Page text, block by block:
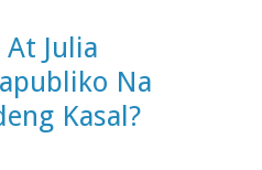
Julia
Na
Kasal?